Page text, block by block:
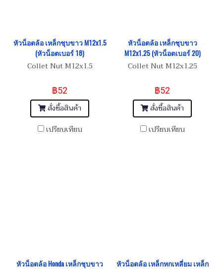
หัวน็อตล้อ เหล็กชุบขาว M12x1.5
(หัวน็อตเบอร์ 18)
Collet Nut M12x1.5
฿52
สั่งซื้อสินค้า
เปรียบเทียบ
หัวน็อตล้อ เหล็กชุบขาว
M12x1.25 (หัวน็อตเบอร์ 20)
Collet Nut M12x1.25
฿52
สั่งซื้อสินค้า
เปรียบเทียบ
หัวน็อตล้อ Honda เหล็กชุบขาว
หัวน็อตล้อ เหล็กหกเหลี่ยม เหล็ก